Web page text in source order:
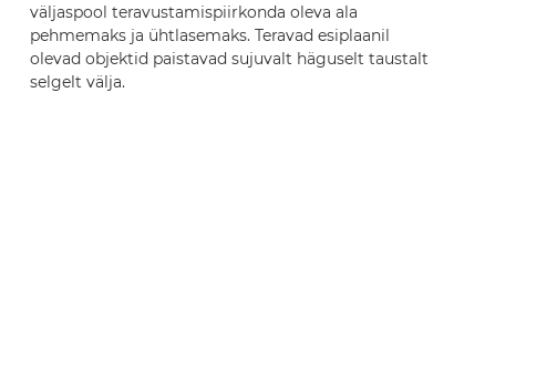
väljaspool teravustamispiirkonda oleva ala
pehmemaks ja ühtlasemaks. Teravad esiplaanil
olevad objektid paistavad sujuvalt häguselt taustalt
selgelt välja.